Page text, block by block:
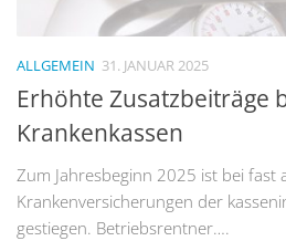
ALLGEMEIN 31. JANUAR 2025
Erhöhte Zusatzbeiträge
Krankenkassen
Zum Jahresbeginn 2025 ist bei fast
Krankenversicherungen der
gestiegen. Betriebsrentner….